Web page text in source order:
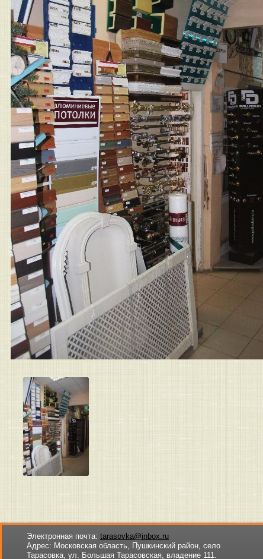
Электронная почта: tarasovka@inbox.ru
Адрес: Московская область, Пушкинский район, село
Тарасовка, ул. Большая Тарасовская, владение 111.